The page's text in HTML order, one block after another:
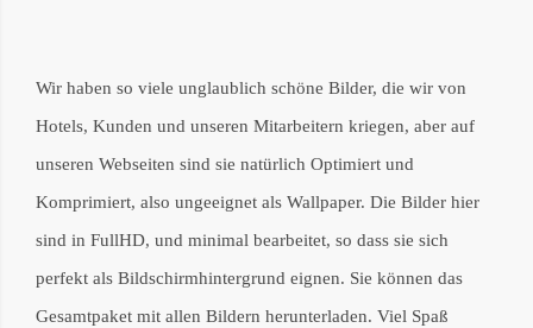
Wir haben so viele unglaublich schöne Bilder, die wir von
Hotels, Kunden und unseren Mitarbeitern kriegen, aber auf
unseren Webseiten sind sie natürlich Optimiert und
Komprimiert, also ungeeignet als Wallpaper. Die Bilder hier
sind in FullHD, und minimal bearbeitet, so dass sie sich
perfekt als Bildschirmhintergrund eignen. Sie können das
Gesamtpaket mit allen Bildern herunterladen. Viel Spaß